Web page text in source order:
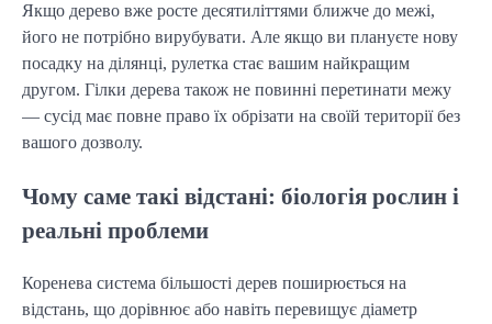
Якщо дерево вже росте десятиліттями ближче до межі,
його не потрібно вирубувати. Але якщо ви плануєте нову
посадку на ділянці, рулетка стає вашим найкращим
другом. Гілки дерева також не повинні перетинати межу
— сусід має повне право їх обрізати на своїй території без
вашого дозволу.
Чому саме такі відстані: біологія рослин і
реальні проблеми
Коренева система більшості дерев поширюється на
відстань, що дорівнює або навіть перевищує діаметр